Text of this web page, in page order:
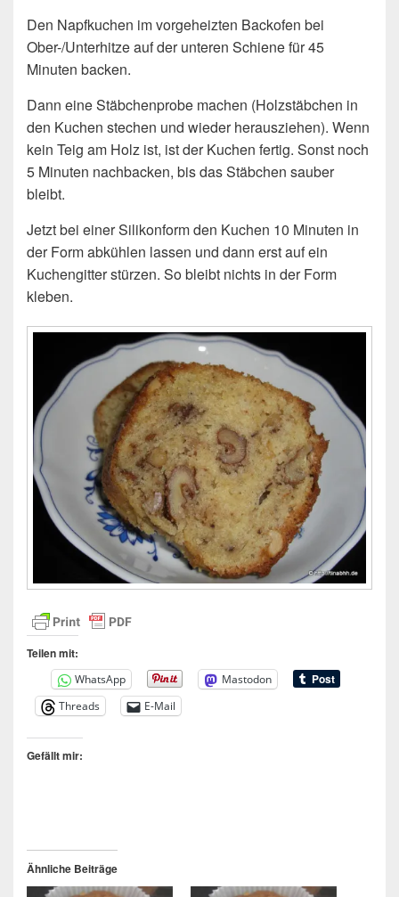
Den Napfkuchen im vorgeheizten Backofen bei
Ober-/Unterhitze auf der unteren Schiene für 45
Minuten backen.
Dann eine Stäbchenprobe machen (Holzstäbchen in
den Kuchen stechen und wieder herausziehen). Wenn
kein Teig am Holz ist, ist der Kuchen fertig. Sonst noch
5 Minuten nachbacken, bis das Stäbchen sauber
bleibt.
Jetzt bei einer Silikonform den Kuchen 10 Minuten in
der Form abkühlen lassen und dann erst auf ein
Kuchengitter stürzen. So bleibt nichts in der Form
kleben.
Teilen mit:
WhatsApp
Mastodon
Threads
E-Mail
Gefällt mir:
Ähnliche Beiträge